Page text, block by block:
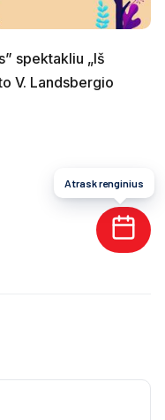
spektakliu „Iš
V. Landsbergio
Atrask renginius